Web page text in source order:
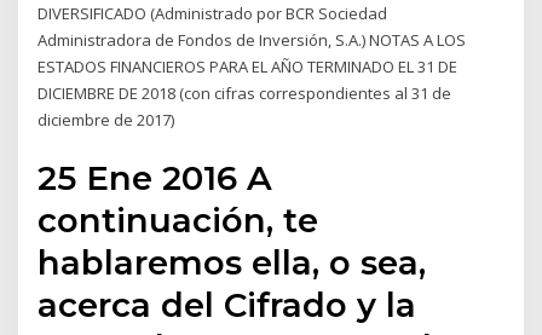
DIVERSIFICADO (Administrado por BCR Sociedad
Administradora de Fondos de Inversión, S.A.) NOTAS A LOS
ESTADOS FINANCIEROS PARA EL AÑO TERMINADO EL 31 DE
DICIEMBRE DE 2018 (con cifras correspondientes al 31 de
diciembre de 2017)
25 Ene 2016 A
continuación, te
hablaremos ella, o sea,
acerca del Cifrado y la